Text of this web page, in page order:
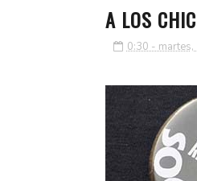
A LOS
0:30 -